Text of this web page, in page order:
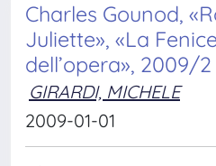
Charles Gounod,
Juliette», «La
dell’opera», 2009/2
GIRARDI, MICHELE
2009-01-01